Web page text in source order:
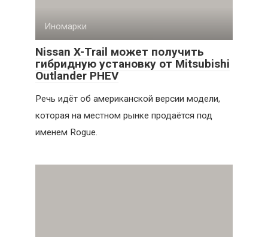
Иномарки
Nissan X-Trail может получить
гибридную установку от Mitsubishi
Outlander PHEV
Речь идёт об американской версии модели,
которая на местном рынке продаётся под
именем Rogue.